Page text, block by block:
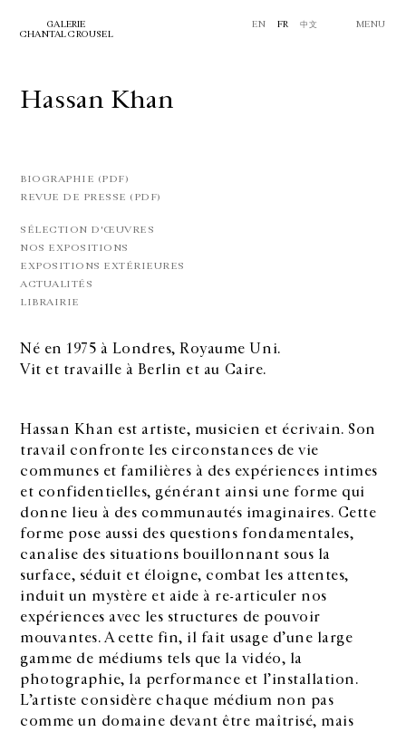
GALERIE
CHANTAL CROUSEL
EN FR 中文 MENU
Hassan Khan
Né en 1975 à Londres, Royaume Uni.
Vit et travaille à Berlin et au Caire.
Hassan Khan est artiste, musicien et écrivain. Son
travail confronte les circonstances de vie
communes et familières à des expériences intimes
et confidentielles, générant ainsi une forme qui
donne lieu à des communautés imaginaires. Cette
forme pose aussi des questions fondamentales,
canalise des situations bouillonnant sous la
surface, séduit et éloigne, combat les attentes,
induit un mystère et aide à re-articuler nos
expériences avec les structures de pouvoir
mouvantes. A cette fin, il fait usage d’une large
gamme de médiums tels que la vidéo, la
photographie, la performance et l’installation.
L’artiste considère chaque médium non pas
comme un domaine devant être maîtrisé, mais
BIOGRAPHIE (PDF)
REVUE DE PRESSE (PDF)
SÉLECTION D'ŒUVRES
NOS EXPOSITIONS
EXPOSITIONS EXTÉRIEURES
ACTUALITÉS
LIBRAIRIE